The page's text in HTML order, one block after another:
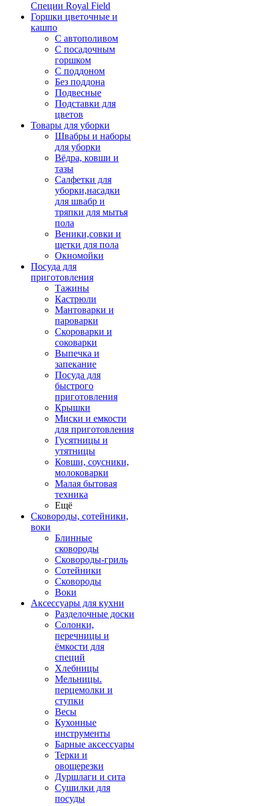
Специи Royal Field
Горшки цветочные и
кашпо
С автополивом
С посадочным
горшком
С поддоном
Без поддона
Подвесные
Подставки для
цветов
Товары для уборки
Швабры и наборы
для уборки
Вёдра, ковши и
тазы
Салфетки для
уборки,насадки
для швабр и
тряпки для мытья
пола
Веники,совки и
щетки для пола
Окномойки
Посуда для
приготовления
Тажины
Кастрюли
Мантоварки и
пароварки
Скороварки и
соковарки
Выпечка и
запекание
Посуда для
быстрого
приготовления
Крышки
Миски и емкости
для приготовления
Гусятницы и
утятницы
Ковши, соусники,
молоковарки
Малая бытовая
техника
Ещё
Сковороды, сотейники,
воки
Блинные
сковороды
Сковороды-гриль
Сотейники
Сковороды
Воки
Аксессуары для кухни
Разделочные доски
Солонки,
перечницы и
ёмкости для
специй
Хлебницы
Мельницы.
перцемолки и
ступки
Весы
Кухонные
инструменты
Барные аксессуары
Терки и
овощерезки
Дуршлаги и сита
Сушилки для
посуды